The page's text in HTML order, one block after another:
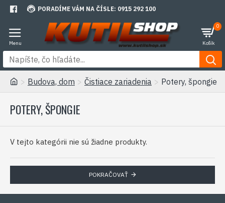
PORADÍME VÁM NA ČÍSLE: 0915 292 100
0
Budova, dom Čistiace zariadenia Potery, špongie
POTERY, ŠPONGIE
V tejto kategórii nie sú žiadne produkty.
POKRAČOVAŤ